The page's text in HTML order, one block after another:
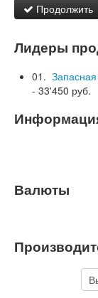
Продолжить
Лидеры
01.
- 33'450 руб.
Валюты